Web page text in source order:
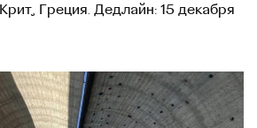
Греция. Дедлайн: 15 декабря